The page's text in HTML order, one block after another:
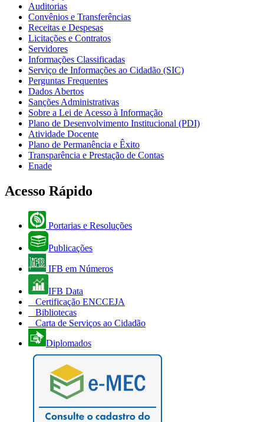
Auditorias
Convênios e Transferências
Receitas e Despesas
Licitações e Contratos
Servidores
Informações Classificadas
Serviço de Informações ao Cidadão (SIC)
Perguntas Frequentes
Dados Abertos
Sanções Administrativas
Sobre a Lei de Acesso à Informação
Plano de Desenvolvimento Institucional (PDI)
Atividade Docente
Plano de Permanência e Êxito
Transparência e Prestação de Contas
Enade
Acesso Rápido
Portarias e Resoluções
Publicações
IFB em Números
IFB Data
Certificação ENCCEJA
Bibliotecas
Carta de Serviços ao Cidadão
Diplomados